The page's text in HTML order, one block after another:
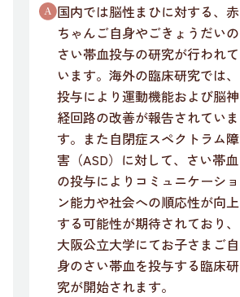
国内では脳性まひに対する、赤
ちゃんご自身やごきょうだいの
さい帯血投与の研究が行われて
います。海外の臨床研究では、
投与により運動機能および脳神
経回路の改善が報告されていま
す。また自閉症スペクトラム障
害（ASD）に対して、さい帯血
の投与によりコミュニケーショ
ン能力や社会への順応性が向上
する可能性が期待されており、
大阪公立大学にてお子さまご自
身のさい帯血を投与する臨床研
究が開始されます。